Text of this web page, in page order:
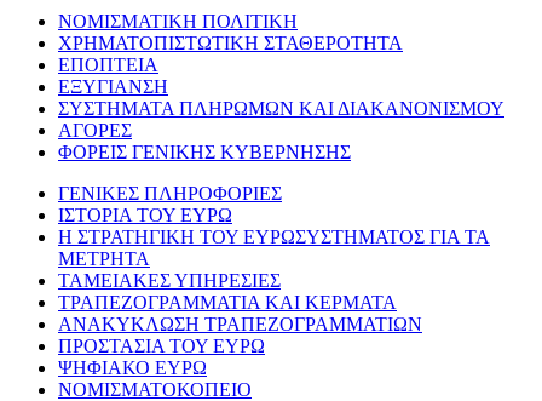
ΝΟΜΙΣΜΑΤΙΚΗ ΠΟΛΙΤΙΚΗ
ΧΡΗΜΑΤΟΠΙΣΤΩΤΙΚΗ ΣΤΑΘΕΡΟΤΗΤΑ
ΕΠΟΠΤΕΙΑ
ΕΞΥΓΙΑΝΣΗ
ΣΥΣΤΗΜΑΤΑ ΠΛΗΡΩΜΩΝ ΚΑΙ ΔΙΑΚΑΝΟΝΙΣΜΟΥ
ΑΓΟΡΕΣ
ΦΟΡΕΙΣ ΓΕΝΙΚΗΣ ΚΥΒΕΡΝΗΣΗΣ
ΓΕΝΙΚΕΣ ΠΛΗΡΟΦΟΡΙΕΣ
ΙΣΤΟΡΙΑ ΤΟΥ ΕΥΡΩ
Η ΣΤΡΑΤΗΓΙΚΗ ΤΟΥ ΕΥΡΩΣΥΣΤΗΜΑΤΟΣ ΓΙΑ ΤΑ
ΜΕΤΡΗΤΑ
ΤΑΜΕΙΑΚΕΣ ΥΠΗΡΕΣΙΕΣ
ΤΡΑΠΕΖΟΓΡΑΜΜΑΤΙΑ ΚΑΙ ΚΕΡΜΑΤΑ
ΑΝΑΚΥΚΛΩΣΗ ΤΡΑΠΕΖΟΓΡΑΜΜΑΤΙΩΝ
ΠΡΟΣΤΑΣΙΑ ΤΟΥ ΕΥΡΩ
ΨΗΦΙΑΚΟ ΕΥΡΩ
ΝΟΜΙΣΜΑΤΟΚΟΠΕΙΟ